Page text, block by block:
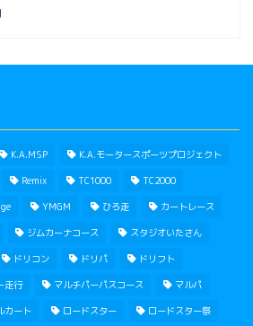
K.A.MSP K.A.モータースポーツプロジェクト
Remix TC1000 TC2000
YMGM ひろ走 カートレース
ジムカーナコース スタジオいたさん
ドリコン ドリパ ドリフト
走行 マルチパーパスコース マルパ
カート ロードスター ロードスター祭